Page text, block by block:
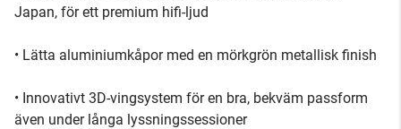
Japan, för ett premium hifi-ljud
• Lätta aluminiumkåpor med en mörkgrön metallisk finish
• Innovativt 3D-vingsystem för en bra, bekväm passform
även under långa lyssningssessioner